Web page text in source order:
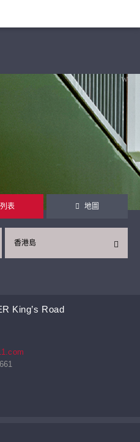
列表 地圖
香港島
King’s Road